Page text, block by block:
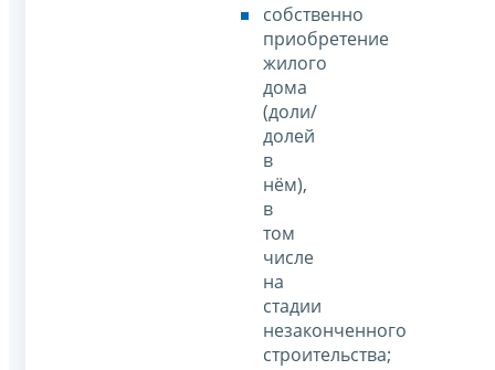
собственно
приобретение
жилого
дома
(доли/
долей
в
нём),
в
том
числе
на
стадии
незаконченного
строительства;